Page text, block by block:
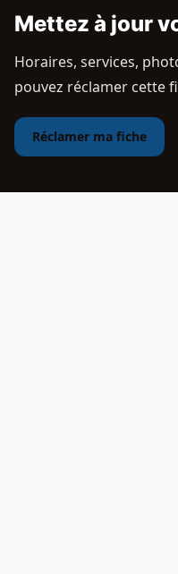
Mettez à jour
Horaires, services,
pouvez réclamer cette
Réclamer ma fiche